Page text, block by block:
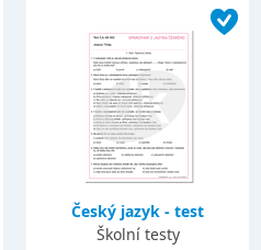
Český jazyk - test
Školní testy